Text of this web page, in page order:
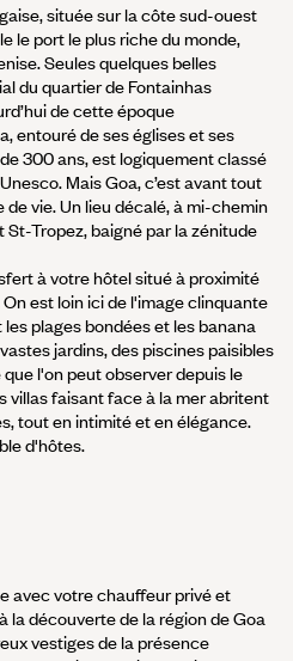
située sur la côte sud-ouest
le port le plus riche du monde,
Seules quelques belles
du quartier de Fontainhas
de cette époque
entouré de ses églises et ses
300 ans, est logiquement classé
Mais Goa, c’est avant tout
vie. Un lieu décalé, à mi-chemin
St-Tropez, baigné par la zénitude
à votre hôtel situé à proximité
est loin ici de l'image clinquante
plages bondées et les banana
jardins, des piscines paisibles
l'on peut observer depuis le
villas faisant face à la mer abritent
tout en intimité et en élégance.
d'hôtes.
avec votre chauffeur privé et
la découverte de la région de Goa
vestiges de la présence